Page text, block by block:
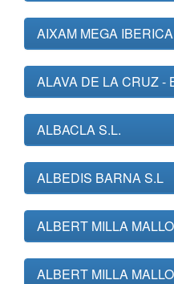
AIXAM MEGA
ALAVA DE LA CRUZ -
ALBACLA S.L.
ALBEDIS BARNA S.L
ALBERT MILLA
ALBERT MILLA